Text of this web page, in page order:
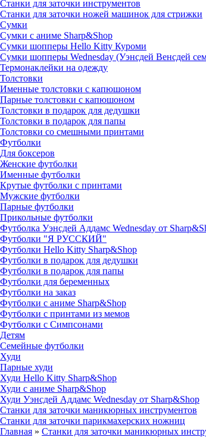
Станки для заточки инструментов
Станки для заточки ножей машинок для стрижки
Сумки
Сумки с аниме Sharp&Shop
Сумки шопперы Hello Kitty Куроми
Сумки шопперы Wednesday (Уэнсдей Венсдей
Термонаклейки на одежду
Толстовки
Именные толстовки с капюшоном
Парные толстовки с капюшоном
Толстовки в подарок для дедушки
Толстовки в подарок для папы
Толстовки со смешными принтами
Футболки
Для боксеров
Женские футболки
Именные футболки
Крутые футболки с принтами
Мужские футболки
Парные футболки
Прикольные футболки
Футболка Уэнсдей Аддамс Wednesday от
Футболки "Я РУССКИЙ"
Футболки Hello Kitty Sharp&Shop
Футболки в подарок для дедушки
Футболки в подарок для папы
Футболки для беременных
Футболки на заказ
Футболки с аниме Sharp&Shop
Футболки с принтами из мемов
Футболки с Симпсонами
Детям
Семейные футболки
Худи
Парные худи
Худи Hello Kitty Sharp&Shop
Худи с аниме Sharp&Shop
Худи Уэнсдей Аддамс Wednesday от Sharp&Shop
Станки для заточки маникюрных инструментов
Станки для заточки парикмахерских ножниц
Главная » Станки для заточки маникюрных